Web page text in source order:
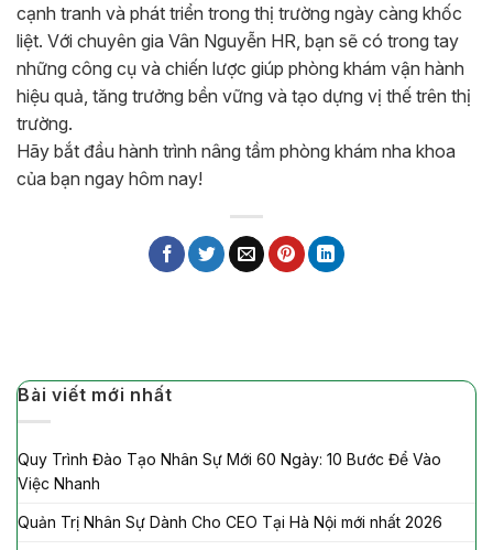
cạnh tranh và phát triển trong thị trường ngày càng khốc
liệt. Với chuyên gia Vân Nguyễn HR, bạn sẽ có trong tay
những công cụ và chiến lược giúp phòng khám vận hành
hiệu quả, tăng trưởng bền vững và tạo dựng vị thế trên thị
trường.
Hãy bắt đầu hành trình nâng tầm phòng khám nha khoa
của bạn ngay hôm nay!
Bài viết mới nhất
Quy Trình Đào Tạo Nhân Sự Mới 60 Ngày: 10 Bước Để Vào
Việc Nhanh
Quản Trị Nhân Sự Dành Cho CEO Tại Hà Nội mới nhất 2026